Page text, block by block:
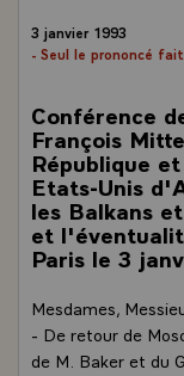
3 janvier 1993
- Seul le prononcé
Conférence
François
République
Etats-Unis
les Balkans
et
Paris le 3
Mesdames,
- De retour de
de M. Baker et du